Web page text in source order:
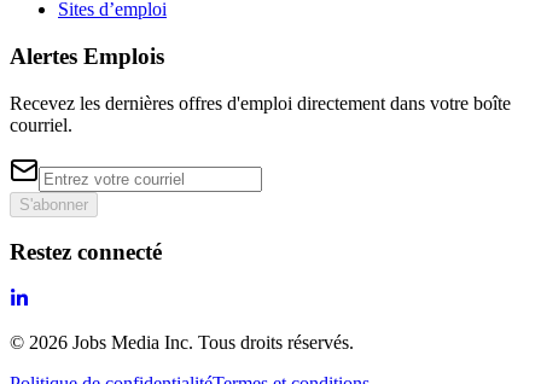
Sites d’emploi
Alertes Emplois
Recevez les dernières offres d'emploi directement dans votre boîte
courriel.
S'abonner
Restez connecté
© 2026 Jobs Media Inc. Tous droits réservés.